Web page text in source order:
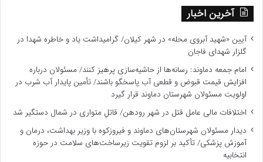
آخرین اخبار
آیین «شهید آبروی محله» در شهر کیلان/ گرامیداشت یاد و خاطره شهدا در
گلزار شهدای فاجان
امام جمعه دماوند: رسانه‌ها از حاشیه‌سازی پرهیز کنند/ مسئولان درباره
افزایش قیمت قبوض و قطعی آب پاسخگو باشند/ تأمین پایدار آب شرب در
اولویت مسئولان شهرستان دماوند قرار گیرد
اختلافات مالی عامل قتل در شهر رودهن/ قاتلِ متواری در شمال دستگیر شد
دیدار مسئولان شهرستان‌های دماوند و فیروزکوه با وزیر بهداشت، درمان و
آموزش پزشکی/ تأکید بر لزوم تقویت زیرساخت‌های سلامت در حوزه
انتخابیه